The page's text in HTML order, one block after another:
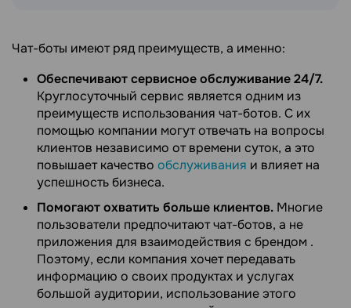
Чат-боты имеют ряд преимуществ, а именно:
Обеспечивают сервисное обслуживание 24/7.
Круглосуточный сервис является одним из
преимуществ использования чат-ботов. С их
помощью компании могут отвечать на вопросы
клиентов независимо от времени суток, а это
повышает качество обслуживания и влияет на
успешность бизнеса.
Помогают охватить больше клиентов. Многие
пользователи предпочитают чат-ботов, а не
приложения для взаимодействия с брендом .
Поэтому, если компания хочет передавать
информацию о своих продуктах и услугах
большой аудитории, использование этого